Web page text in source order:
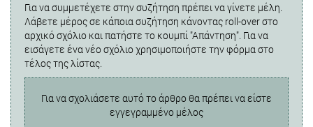
Για να συμμετέχετε στην συζήτηση πρέπει να γίνετε μέλη.
Λάβετε μέρος σε κάποια συζήτηση κάνοντας roll-over στο
αρχικό σχόλιο και πατήστε το κουμπί "Απάντηση". Για να
εισάγετε ένα νέο σχόλιο χρησιμοποιήστε την φόρμα στο
τέλος της λίστας.
Για να σχολιάσετε αυτό το άρθρο θα πρέπει να είστε
εγγεγραμμένο μέλος